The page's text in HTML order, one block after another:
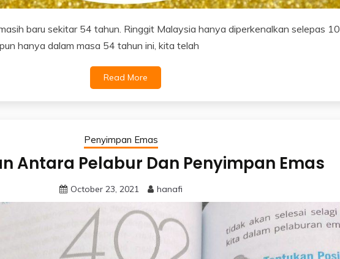
baru sekitar 54 tahun. Ringgit Malaysia hanya diperkenalkan selepas 10
hanya dalam masa 54 tahun ini, kita telah
Read More
Penyimpan Emas
Antara Pelabur Dan Penyimpan Emas
October 23, 2021 hanafi